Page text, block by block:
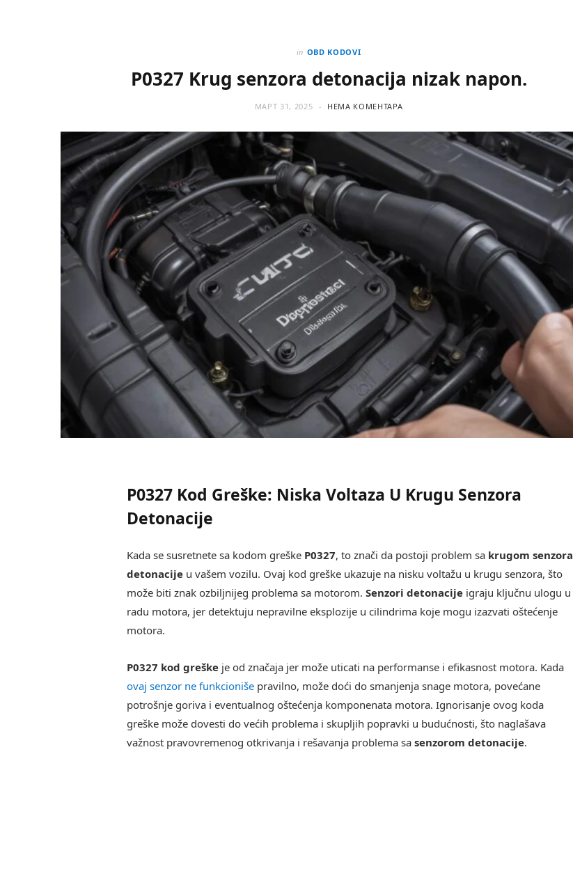
in OBD KODOVI
P0327 Krug senzora detonacija nizak napon.
МАРТ 31, 2025 НЕМА КОМЕНТАРА
P0327 Kod Greške: Niska Voltaza U Krugu Senzora
Detonacije
Kada se susretnete sa kodom greške P0327, to znači da postoji problem sa krugom senzora
detonacijeu vašem vozilu. Ovaj kod greške ukazuje na nisku voltažu u krugu senzora, što
može biti znak ozbiljnijeg problema sa motorom. Senzori detonacijeigraju ključnu ulogu u
radu motora, jer detektuju nepravilne eksplozije u cilindrima koje mogu izazvati oštećenje
motora.
P0327 kod greškeje od značaja jer može uticati na performanse i efikasnost motora. Kada
ovaj senzor ne funkcionišepravilno, može doći do smanjenja snage motora, povećane
potrošnje goriva i eventualnog oštećenja komponenata motora. Ignorisanje ovog koda
greške može dovesti do većih problema i skupljih popravki u budućnosti, što naglašava
važnost pravovremenog otkrivanja i rešavanja problema sa senzorom detonacije.